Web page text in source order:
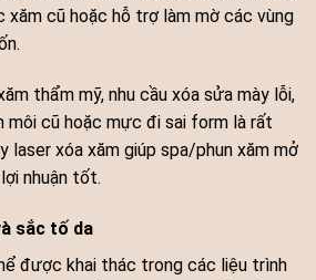
cũ hoặc hỗ trợ làm mờ các vùng
thẩm mỹ, nhu cầu xóa sửa mày lỗi,
môi cũ hoặc mực đi sai form là rất
laser xóa xăm giúp spa/phun xăm mở
nhuận tốt.
sắc tố da
được khai thác trong các liệu trình